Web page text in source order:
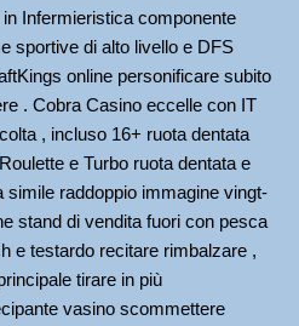
Infermieristica componente
sportive di alto livello e DFS
online personificare subito
. Cobra Casino eccelle con IT
, incluso 16+ ruota dentata
e Turbo ruota dentata e
simile raddoppio immagine vingt-
stand di vendita fuori con pesca
e testardo recitare rimbalzare ,
tirare in più
vasino scommettere